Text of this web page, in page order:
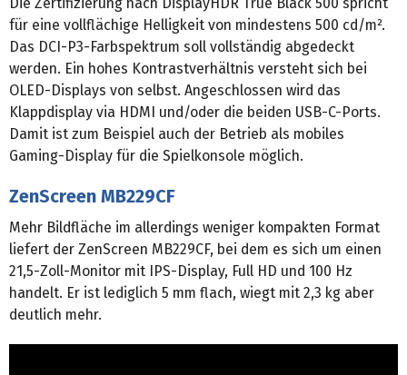
Die Zertifizierung nach DisplayHDR True Black 500 spricht
für eine vollflächige Helligkeit von mindestens 500 cd/m².
Das DCI-P3-Farbspektrum soll vollständig abgedeckt
werden. Ein hohes Kontrastverhältnis versteht sich bei
OLED-Displays von selbst. Angeschlossen wird das
Klappdisplay via HDMI und/oder die beiden USB-C-Ports.
Damit ist zum Beispiel auch der Betrieb als mobiles
Gaming-Display für die Spielkonsole möglich.
ZenScreen MB229CF
Mehr Bildfläche im allerdings weniger kompakten Format
liefert der ZenScreen MB229CF, bei dem es sich um einen
21,5-Zoll-Monitor mit IPS-Display, Full HD und 100 Hz
handelt. Er ist lediglich 5 mm flach, wiegt mit 2,3 kg aber
deutlich mehr.